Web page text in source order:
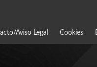
Aviso Legal Cookies